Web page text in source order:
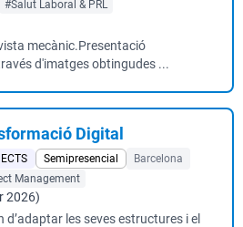
#Salut Laboral & PRL
mecànic.Presentació
d'imatges obtingudes ...
Digital
Semipresencial
Barcelona
Management
2026)
les seves estructures i el